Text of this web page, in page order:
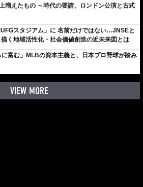
増えたもの ～時代の要請、ロンドン公演と古式
スタジアム」に 名前だけではない…JNSEと
描く地域活性化・社会価値創造の近未来図とは
に富む」MLBの資本主義と、日本プロ野球が踏み
VIEW MORE